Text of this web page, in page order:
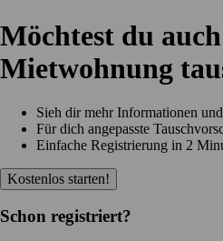
Möchtest du
Mietwohnung
Sieh dir mehr Informationen
Für dich angepasste
Einfache Registrierung in 2
Kostenlos starten!
Schon registriert?